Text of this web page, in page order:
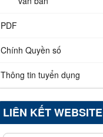
PDF
Chính Quyền số
Thông tin tuyển dụng
LIÊN KẾT WEBSITE